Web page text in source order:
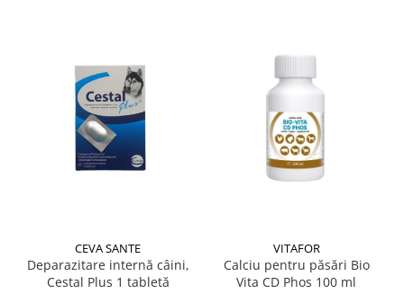
CEVA SANTE
Deparazitare internă câini,
Cestal Plus 1 tabletă
VITAFOR
Calciu pentru păsări Bio
Vita CD Phos 100 ml